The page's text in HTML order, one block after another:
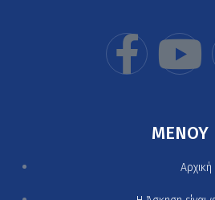
MENOY
Αρχική